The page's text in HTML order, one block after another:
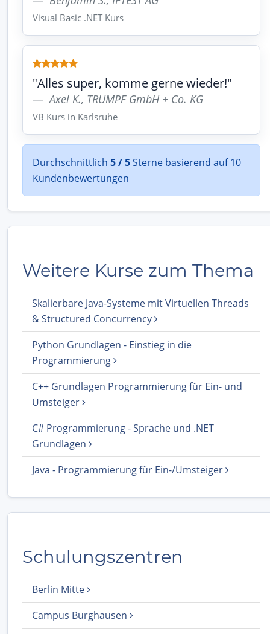
Visual Basic .NET Kurs
"Alles super, komme gerne wieder!"
Axel K., TRUMPF GmbH + Co. KG
VB Kurs in Karlsruhe
Durchschnittlich 5 / 5Sterne basierend auf 10
Kundenbewertungen
Weitere Kurse zum Thema
Skalierbare Java-Systeme mit Virtuellen Threads
& Structured Concurrency
Python Grundlagen - Einstieg in die
Programmierung
C++ Grundlagen Programmierung für Ein- und
Umsteiger
C# Programmierung - Sprache und .NET
Grundlagen
Java - Programmierung für Ein-/Umsteiger
Schulungszentren
Berlin Mitte
Campus Burghausen